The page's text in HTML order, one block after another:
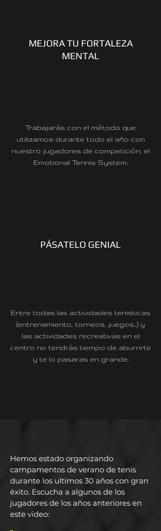
MEJORA TU FORTALEZA
MENTAL
Trabajarás con el método que
utilizamos durante todo el año con
nuestro jugadores de competición, el
Emotional Tennis System.
PÁSATELO GENIAL
Entre todas las actividades tenisticas
(entrenamiento, torneos, juegos...) y
las actividades recreativas en el
centro no tendrás tiempo de aburrirte
y te lo pasaras en grande.
Hemos estado organizando
campamentos de verano de tenis
durante los ultimos 30 años con gran
éxito. Escucha a algunos de los
jugadores de los años anteriores en
este video: